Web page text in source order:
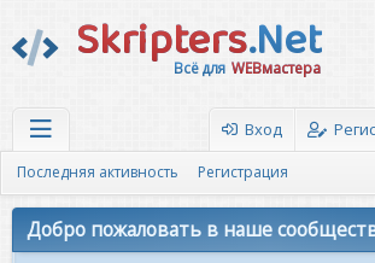
Skripters.Net
Всё для WEBмастера
Вход
Последняя активность Регистрация
Добро пожаловать в наше